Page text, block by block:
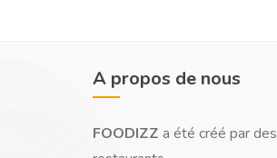
A propos de nous
FOODIZZ a été créé par